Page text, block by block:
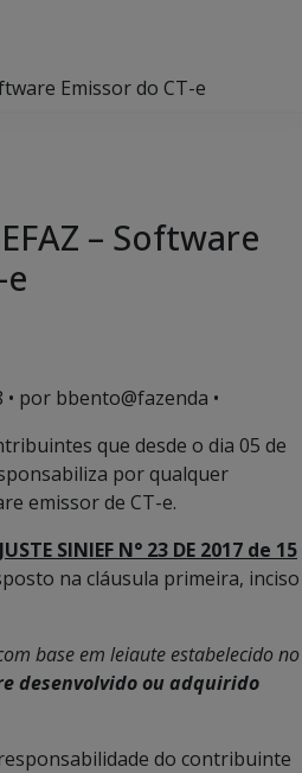
Emissor do CT-e
– Software
• por bbento@fazenda •
que desde o dia 05 de
por qualquer
emissor de CT-e.
SINIEF N° 23 DE 2017 de 15
na cláusula primeira, inciso
base em leiaute estabelecido no
desenvolvido ou adquirido
do contribuinte